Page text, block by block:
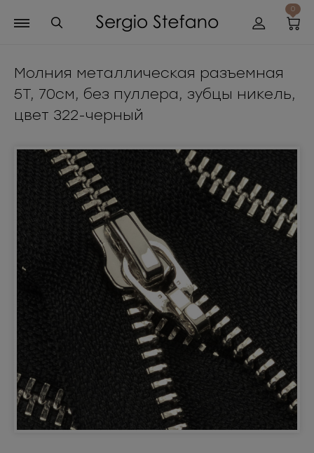
0
Молния металлическая разъемная
5Т, 70см, без пуллера, зубцы никель,
цвет 322-черный